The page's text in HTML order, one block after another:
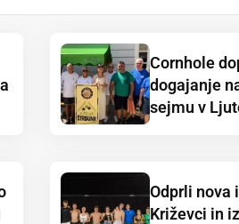
Cornhole
dogajanje
sejmu v
Odprli nova
Križevci in